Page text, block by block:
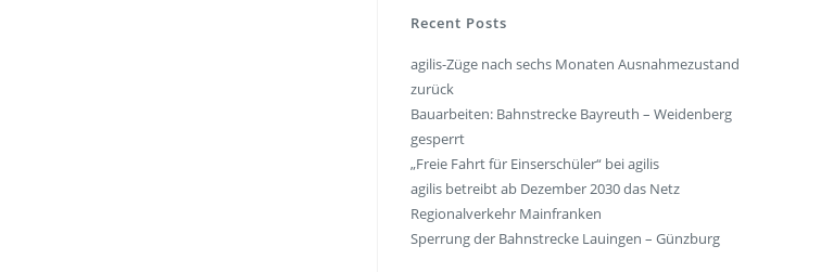
Umwelt & Nachhaltigkeit
Kontakt Fahrgäste
Recent Posts
agilis-Züge nach sechs Monaten Ausnahmezustand
zurück
Bauarbeiten: Bahnstrecke Bayreuth – Weidenberg
gesperrt
„Freie Fahrt für Einserschüler“ bei agilis
agilis betreibt ab Dezember 2030 das Netz
Regionalverkehr Mainfranken
Sperrung der Bahnstrecke Lauingen – Günzburg